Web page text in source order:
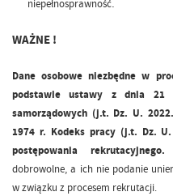
niepełnosprawność.
WAŻNE !
Dane osobowe niezbędne w
podstawie ustawy z dnia 21
samorządowych (j.t. Dz. U.
1974 r. Kodeks pracy (j.t. Dz.
postępowania rekrutacyjnego.
dobrowolne, a ich nie podanie
w związku z procesem rekrutacji.